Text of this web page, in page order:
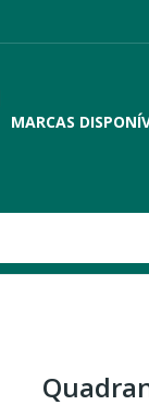
MARCAS